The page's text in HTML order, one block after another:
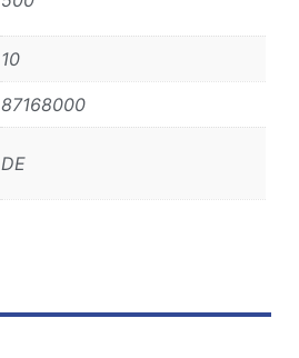
10
87168000
DE